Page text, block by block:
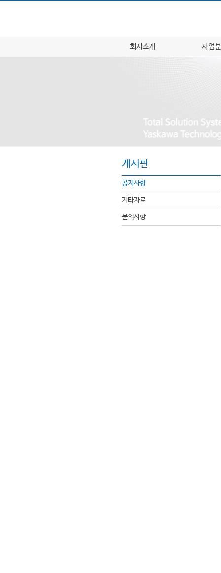
회사소개 사업
게시판
공지사항
기타자료
문의사항